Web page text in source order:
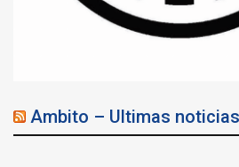
Ambito – Ultimas noticias